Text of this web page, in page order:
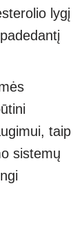
lygį
taip
sistemų